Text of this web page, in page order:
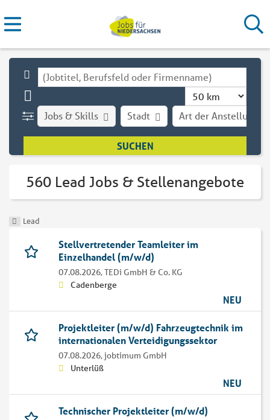
Stadt Art der Anstellung
Jobs & Skills
560 Lead Jobs & Stellenangebote
Lead
Stellvertretender Teamleiter im
Einzelhandel (m/w/d)
07.08.2026,TEDi GmbH & Co. KG
Cadenberge
NEU
Projektleiter (m/w/d) Fahrzeugtechnik im
internationalen Verteidigungssektor
07.08.2026,jobtimum GmbH
Unterlüß
NEU
Technischer Projektleiter (m/w/d)